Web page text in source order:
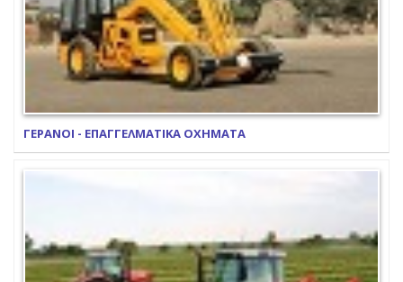
ΓΕΡΑΝΟΙ - ΕΠΑΓΓΕΛΜΑΤΙΚΑ ΟΧΗΜΑΤΑ